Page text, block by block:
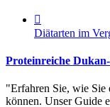
Diätarten im
Proteinreiche
"Erfahren Sie, wie
können. Unser Guide